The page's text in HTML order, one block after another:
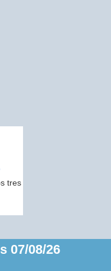
tres
07/08/26